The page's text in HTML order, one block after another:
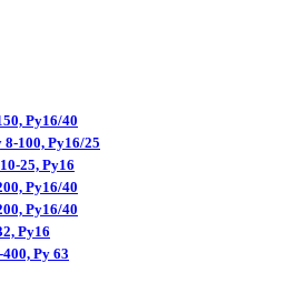
Ру16/40
100, Ру16/25
25, Ру16
Ру16/40
Ру16/40
Ру16
Ру 63